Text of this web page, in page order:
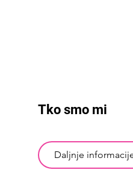
Tko smo mi
Daljnje